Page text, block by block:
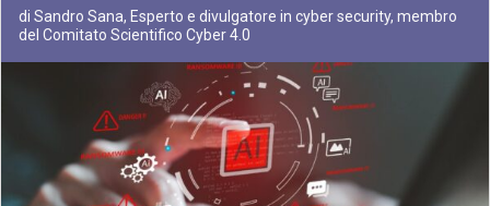
di Sandro Sana, Esperto e divulgatore in cyber security, membro
del Comitato Scientifico Cyber 4.0